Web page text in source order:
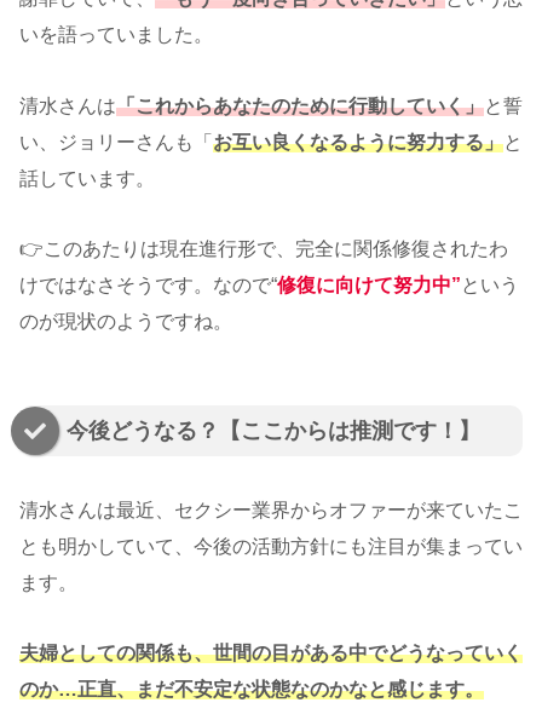
いを語っていました。
清水さんは「これからあなたのために行動していく」と誓
い、ジョリーさんも「 お互い良くなるように努力する」と
話しています。
👉このあたりは現在進行形で、完全に関係修復されたわ
けではなさそうです。なので“修復に向けて努力中” という
のが現状のようですね。
今後どうなる？【ここからは推測です！】
清水さんは最近、セクシー業界からオファーが来ていたこ
とも明かしていて、今後の活動方針にも注目が集まってい
ます。
夫婦としての関係も、世間の目がある中でどうなっていく
のか…正直、まだ不安定な状態なのかなと感じます。